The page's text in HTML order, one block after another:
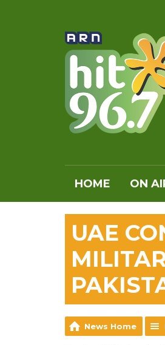
HOME ON
UAE
News Home